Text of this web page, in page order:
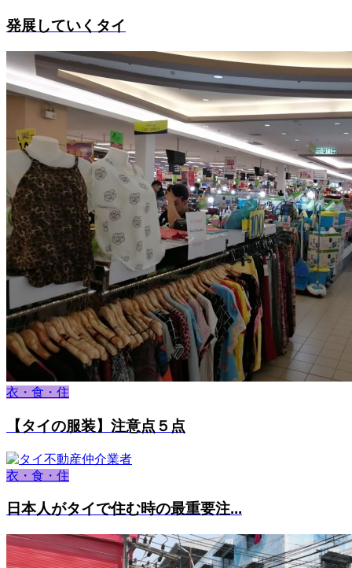
発展していくタイ
衣・食・住
【タイの服装】注意点５点
衣・食・住
日本人がタイで住む時の最重要注...